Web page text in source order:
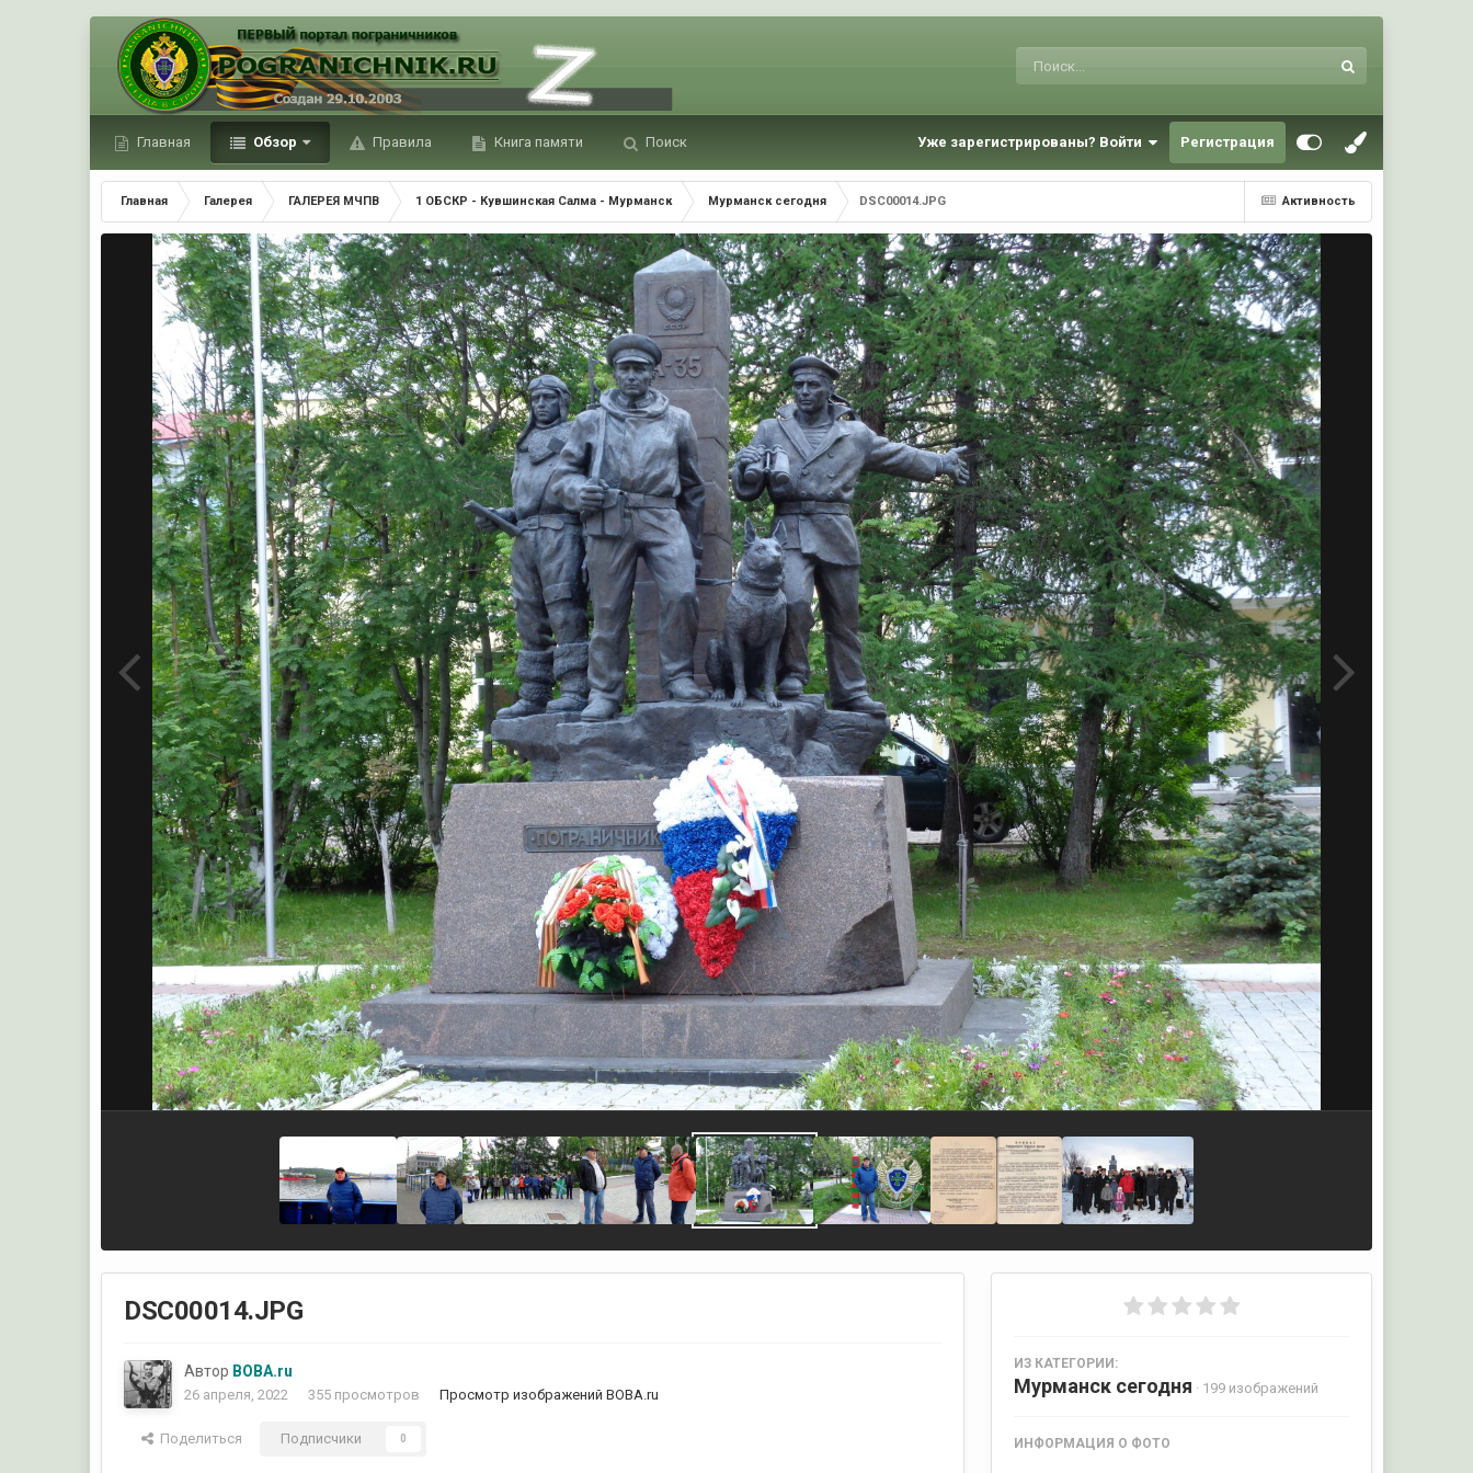
Главная Обзор Правила Книга памяти Поиск Уже зарегистрированы? Войти Регистрация
Активность
Главная Галерея ГАЛЕРЕЯ МЧПВ 1 ОБСКР - Кувшинская Салма - Мурманск Мурманск сегодня DSC00014.JPG
DSC00014.JPG
Автор ВОВА.ru
26 апреля, 2022 355 просмотров Просмотр изображений ВОВА.ru
Поделиться Подписчики 0
ИЗ КАТЕГОРИИ:
Мурманск сегодня · 199 изображений
ИНФОРМАЦИЯ О ФОТО